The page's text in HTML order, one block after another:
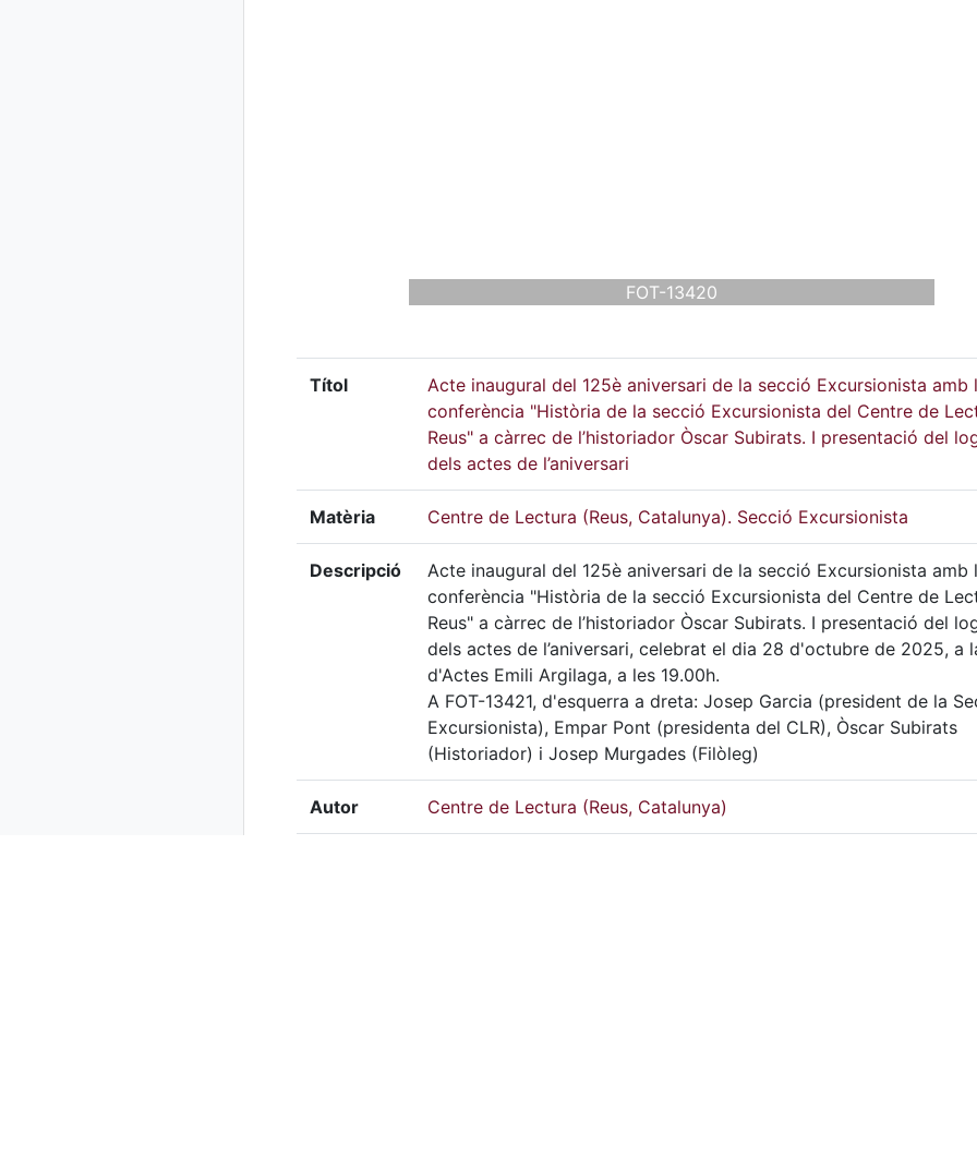
FOT-13420
Títol
Acte inaugural del 125è aniversari de la secció Excursionista amb
conferència "Història de la secció Excursionista del Centre de
Reus" a càrrec de l’historiador Òscar Subirats. I presentació del
dels actes de l’aniversari
Matèria Centre de Lectura (Reus, Catalunya). Secció Excursionista
Descripció
Acte inaugural del 125è aniversari de la secció Excursionista amb
conferència "Història de la secció Excursionista del Centre de
Reus" a càrrec de l’historiador Òscar Subirats. I presentació del
dels actes de l’aniversari, celebrat el dia 28 d'octubre de 2025, a
d'Actes Emili Argilaga, a les 19.00h.
A FOT-13421, d'esquerra a dreta: Josep Garcia (president de la
Excursionista), Empar Pont (presidenta del CLR), Òscar Subirats
(Historiador) i Josep Murgades (Filòleg)
Autor Centre de Lectura (Reus, Catalunya)